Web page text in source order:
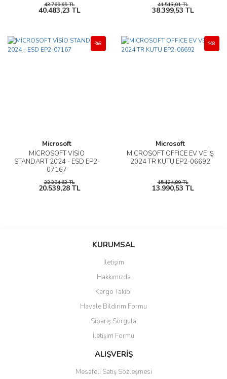
43.765,65 TL
40.483,23 TL
41.513,01 TL
38.399,53 TL
Microsoft
MİCROSOFT VİSİO
STANDART 2024 - ESD EP2-
07167
%8
22.204,63 TL
20.539,28 TL
Microsoft
MICROSOFT OFFİCE EV VE İŞ
2024 TR KUTU EP2-06692
%8
15.124,89 TL
13.990,53 TL
KURUMSAL
İletişim
Hakkımızda
Kargo Takibi
Havale Bildirim Formu
Sipariş Sorgula
İletişim Formu
ALIŞVERİŞ
Mesafeli Satış Sözleşmesi